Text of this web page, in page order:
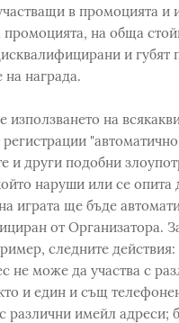
в промоцията и
промоцията, на обща
и губят
на награда.
използването на
регистрации
и други подобни
наруши или се опита
играта ще бъде
от Организатора.
следните
не може да участва с
и един и същ
различни имейл адреси;